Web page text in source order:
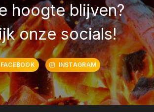
hoogte blijven?
onze socials!
FACEBOOK INSTAGRAM